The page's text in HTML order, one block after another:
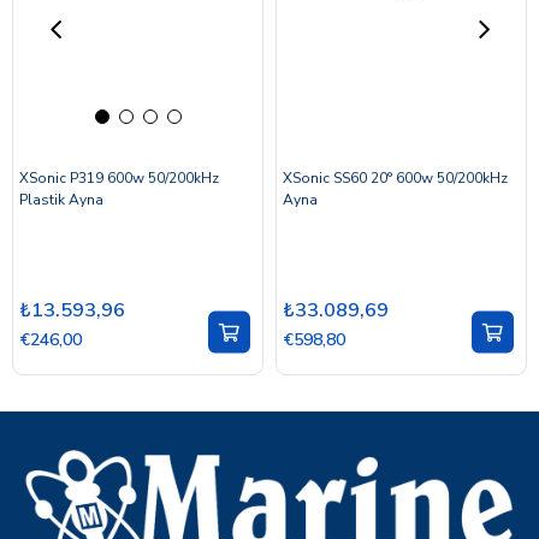
XSonic P319 600w 50/200kHz
Plastik Ayna
₺13.593,96
€246,00
XSonic SS60 20° 600w 50/200kHz
Ayna
₺33.089,69
€598,80